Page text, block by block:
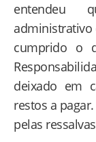
entendeu
administrativo
cumprido o
deixado em
restos a
pelas